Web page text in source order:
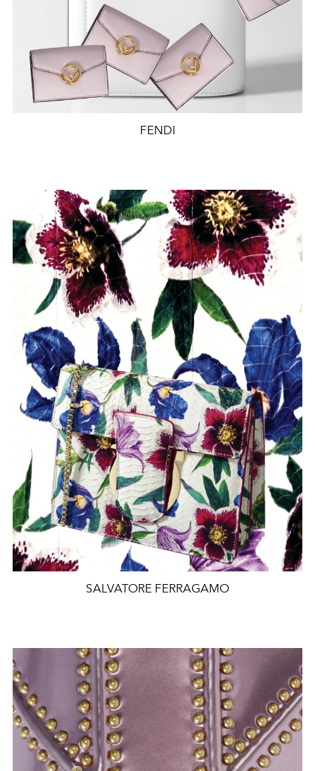
FENDI
SALVATORE FERRAGAMO